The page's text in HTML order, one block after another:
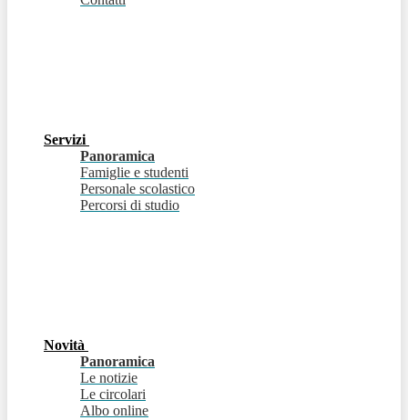
Servizi
Panoramica
Famiglie e studenti
Personale scolastico
Percorsi di studio
Novità
Panoramica
Le notizie
Le circolari
Albo online